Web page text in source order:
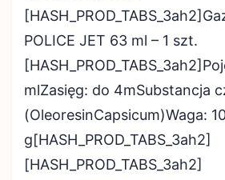
POLICE JET 63 ml – 1 szt.
mlZasięg: do 4mSubstancja
(OleoresinCapsicum)Waga:
g[HASH_PROD_TABS_3ah2]
[HASH_PROD_TABS_3ah2]